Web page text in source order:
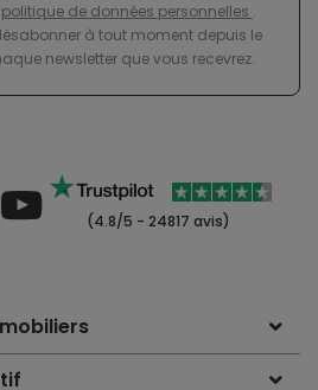
politique de données personnelles .
à tout moment depuis le
newsletter que vous recevrez.
(4.8/5 - 24817 avis)